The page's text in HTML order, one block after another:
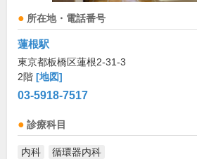
所在地・電話番号
蓮根駅
東京都板橋区蓮根2-31-3
2階 [地図]
03-5918-7517
診療科目
内科 循環器内科